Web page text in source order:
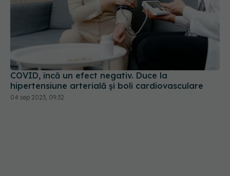
COVID, încă un efect negativ. Duce la
hipertensiune arterială și boli cardiovasculare
04 sep 2023, 09:32